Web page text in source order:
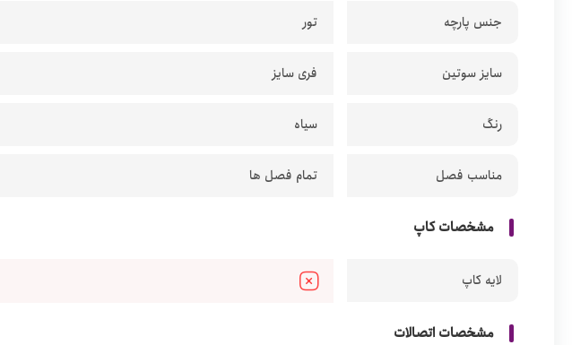
جنس پارچه تور
سایز سوتین فری سایز
رنگ سیاه
مناسب فصل تمام فصل ها
مشخصات کاپ
لایه کاپ
مشخصات اتصالات